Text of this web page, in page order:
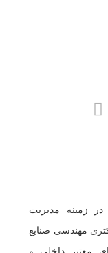
زمینه مدیریت
مهندسی صنایع